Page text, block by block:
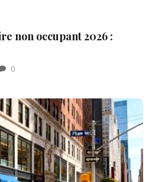
non occupant 2026 :
0